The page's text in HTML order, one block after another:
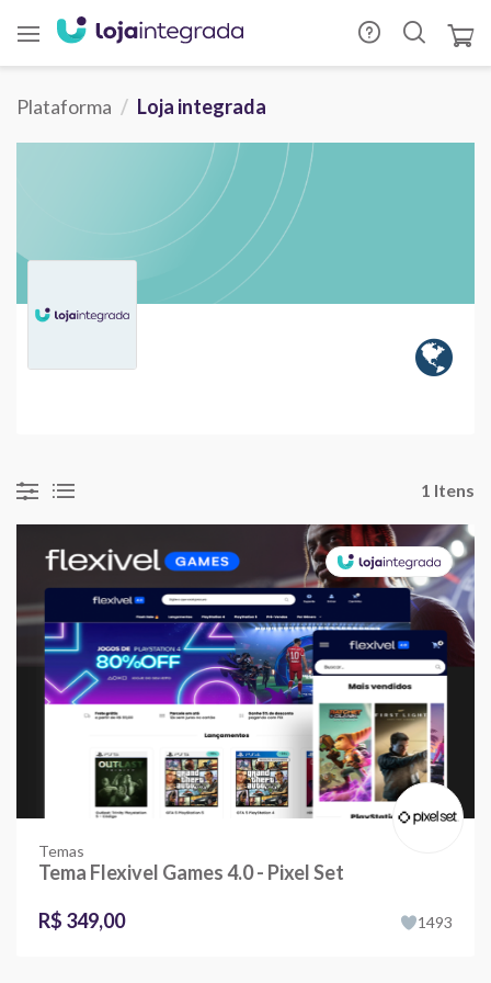
Plataforma Loja integrada
1 Itens
Temas
Tema Flexivel Games 4.0 - Pixel Set
R$ 349,00
1493